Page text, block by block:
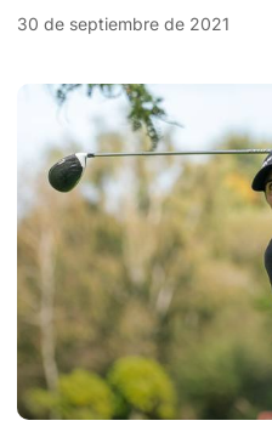
30 de septiembre de 2021